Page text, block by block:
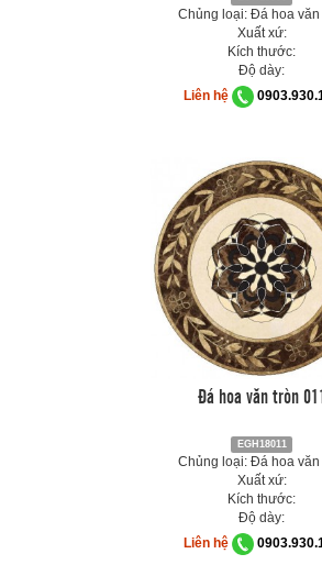
Chủng loại: Đá hoa văn
Xuất xứ:
Kích thước:
Độ dày:
Liên hệ
Đá hoa văn tròn
EGH18011
Chủng loại: Đá hoa văn
Xuất xứ:
Kích thước:
Độ dày:
Liên hệ